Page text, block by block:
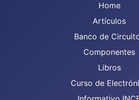
Home
Artículos
Banco de
Componentes
Libros
Curso de